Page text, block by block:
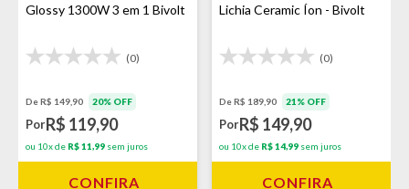
Glossy 1300W 3 em 1 Bivolt
(0)
De R$ 149,90 20% OFF
PorR$ 119,90
ou 10x de R$ 11,99 sem juros
CONFIRA
Lichia Ceramic Íon - Bivolt
(0)
De R$ 189,90 21% OFF
PorR$ 149,90
ou 10x de R$ 14,99 sem juros
CONFIRA